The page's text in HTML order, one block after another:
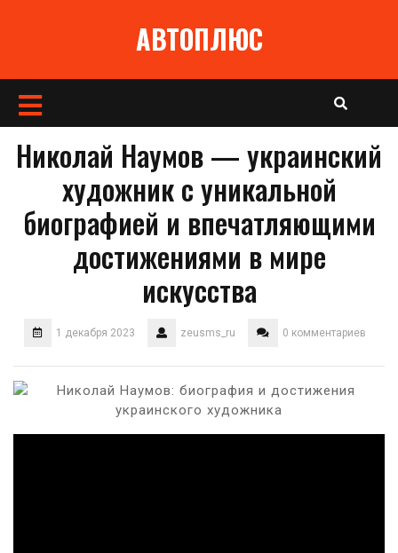
АВТОПЛЮС
Кнопка
Открыть
Николай Наумов — украинский
художник с уникальной
биографией и впечатляющими
достижениями в мире
искусства
1 декабря 2023 zeusms_ru 0 комментариев